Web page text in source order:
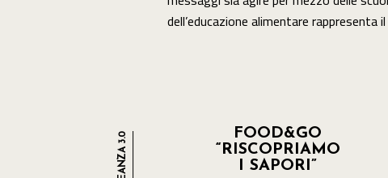
dell’educazione alimentare rappresenta
FOOD&GO
“RISCOPRIAMO
I SAPORI”